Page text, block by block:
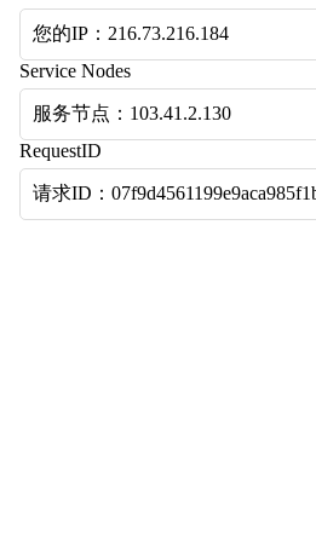
您的IP：216.73.216.184
Service Nodes
服务节点：103.41.2.130
RequestID
请求ID：